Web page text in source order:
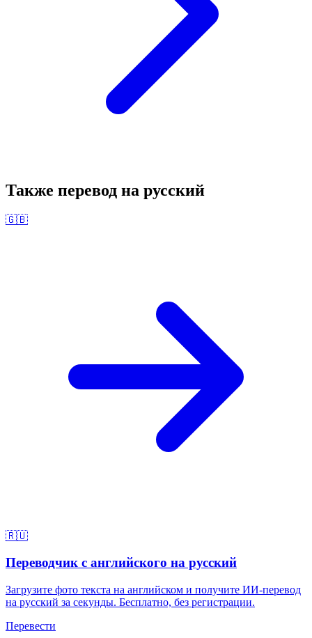
Также перевод на русский
🇬🇧
🇷🇺
Переводчик с английского на русский
Загрузите фото текста на английском и получите ИИ-перевод
на русский за секунды. Бесплатно, без регистрации.
Перевести